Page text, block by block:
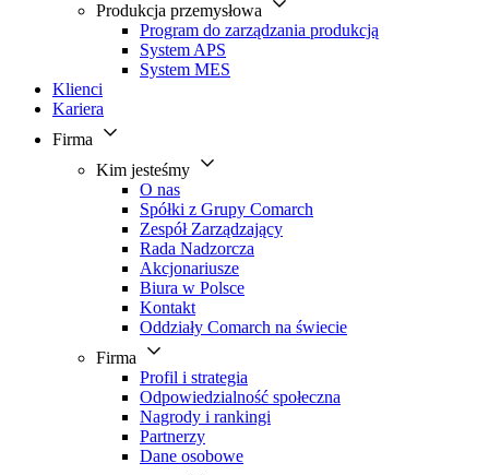
Produkcja przemysłowa
Program do zarządzania produkcją
System APS
System MES
Klienci
Kariera
Firma
Kim jesteśmy
O nas
Spółki z Grupy Comarch
Zespół Zarządzający
Rada Nadzorcza
Akcjonariusze
Biura w Polsce
Kontakt
Oddziały Comarch na świecie
Firma
Profil i strategia
Odpowiedzialność społeczna
Nagrody i rankingi
Partnerzy
Dane osobowe